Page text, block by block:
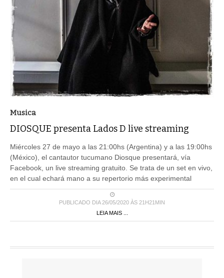
Musica
DIOSQUE presenta Lados D live streaming
Miércoles 27 de mayo a las 21:00hs (Argentina) y a las 19:00hs
(México), el cantautor tucumano Diosque presentará, vía
Facebook, un live streaming gratuito. Se trata de un set en vivo,
en el cual echará mano a su repertorio más experimental
PUBLICADO DIA 26/05/2020 ÀS 21H21MIN
LEIA MAIS ...